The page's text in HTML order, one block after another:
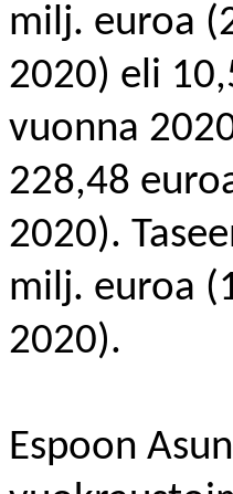
milj. euroa
2020) eli
vuonna
228,48
2020).
milj. euroa
2020).
Espoon